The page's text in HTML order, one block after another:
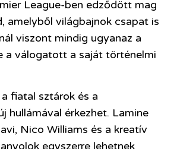
League-ben edződött mag
amelyből világbajnok csapat is
viszont mindig ugyanaz a
a válogatott a saját történelmi
fiatal sztárok és a
hullámával érkezhet. Lamine
Nico Williams és a kreatív
egyszerre lehetnek